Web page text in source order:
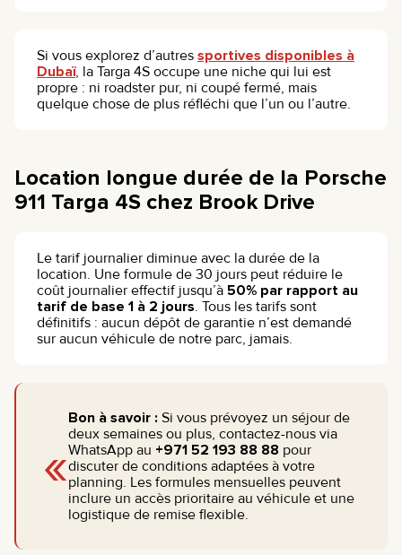
Si vous explorez d’autres sportives disponibles à
Dubaï, la Targa 4S occupe une niche qui lui est
propre : ni roadster pur, ni coupé fermé, mais
quelque chose de plus réfléchi que l’un ou l’autre.
Location longue durée de la Porsche
911 Targa 4S chez Brook Drive
Le tarif journalier diminue avec la durée de la
location. Une formule de 30 jours peut réduire le
coût journalier effectif jusqu’à 50% par rapport au
tarif de base 1 à 2 jours. Tous les tarifs sont
définitifs : aucun dépôt de garantie n’est demandé
sur aucun véhicule de notre parc, jamais.
«
Bon à savoir : Si vous prévoyez un séjour de
deux semaines ou plus, contactez-nous via
WhatsApp au +971 52 193 88 88 pour
discuter de conditions adaptées à votre
planning. Les formules mensuelles peuvent
inclure un accès prioritaire au véhicule et une
logistique de remise flexible.